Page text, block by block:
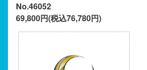
No.46052
69,800円(税込76,780円)